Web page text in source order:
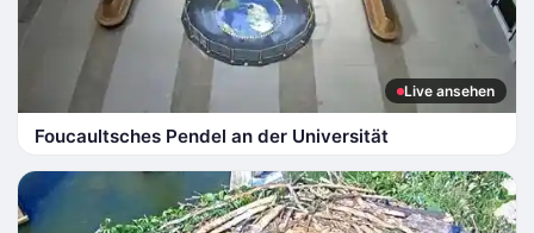
Live ansehen
Foucaultsches Pendel an der Universität